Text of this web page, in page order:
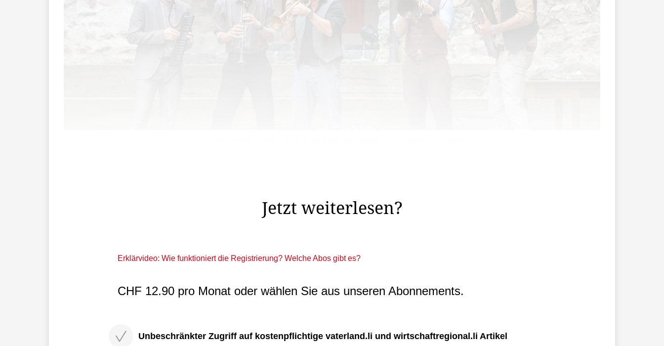
Jetzt weiterlesen?
Erklärvideo: Wie funktioniert die Registrierung? Welche Abos gibt es?
CHF 12.90 pro Monat oder wählen Sie aus unseren Abonnements.
Unbeschränkter Zugriff auf kostenpflichtige vaterland.li und wirtschaftregional.li Artikel